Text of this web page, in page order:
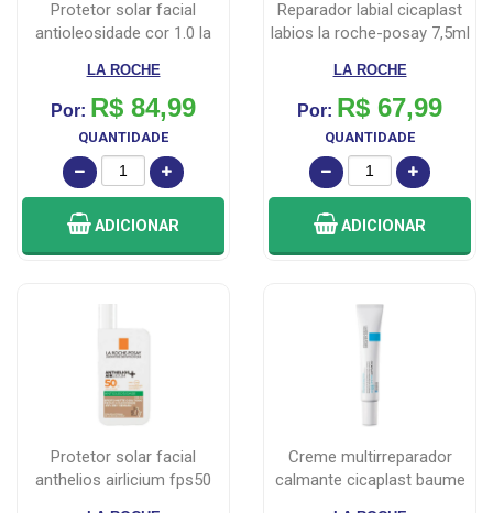
protetor solar facial
antioleosidade cor 1.0 la
LA ROCHE
Por: R$ 84,99
QUANTIDADE
ADICIONAR
reparador labial cicaplast
labios la roche-posay 7,5ml
LA ROCHE
Por: R$ 67,99
QUANTIDADE
ADICIONAR
protetor solar facial
anthelios airlicium fps50
creme multirreparador
calmante cicaplast baume